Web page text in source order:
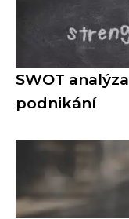
SWOT
podnikání